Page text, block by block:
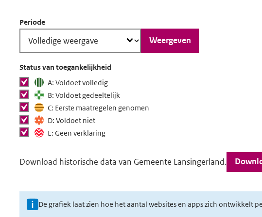
Periode
Weergeven
Status van toegankelijkheid
Status van
toegankelijkheid
tonen in grafiek
A: Voldoet volledigtonen
B: Voldoet gedeeltelijk
C: Eerste maatregelen genomen
D: Voldoet niettonen
E: Geen verklaringtonen
Download
data
Download historische data van Gemeente Lansingerland.
U
De grafiek laat zien hoe het aantal websites en apps zich ontwikkelt